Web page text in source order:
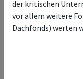
Anteilsklassen
Typ des Fonds
der kritischen
vor allem weitere
Dachfonds) werten